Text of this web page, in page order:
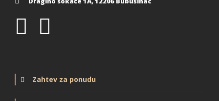
Zahtev za ponudu